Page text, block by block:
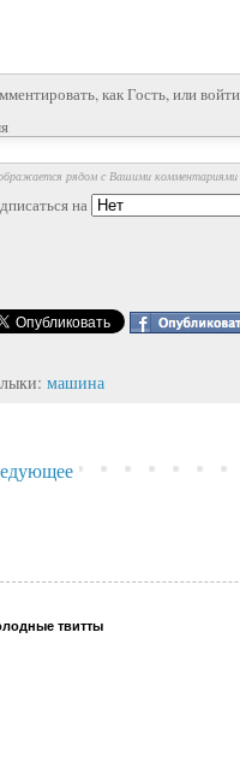
как Гость, или
рядом с Вашими комментариями
на
машина
твитты